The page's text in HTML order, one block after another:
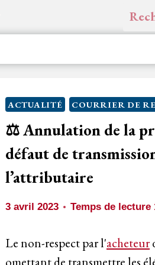
ACTUALITÉ COURRIER DE
⚖️ Annulation de la
défaut de
l’attributaire
3 avril 2023 Temps de lecture
Le non-respect par l'acheteur
omettant de transmettre les